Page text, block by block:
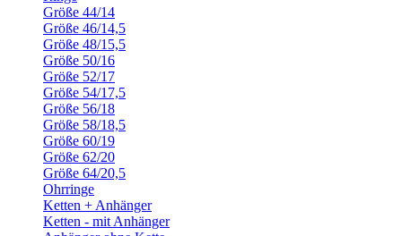
Größe 44/14
Größe 46/14,5
Größe 48/15,5
Größe 50/16
Größe 52/17
Größe 54/17,5
Größe 56/18
Größe 58/18,5
Größe 60/19
Größe 62/20
Größe 64/20,5
Ohrringe
Ketten + Anhänger
Ketten - mit Anhänger